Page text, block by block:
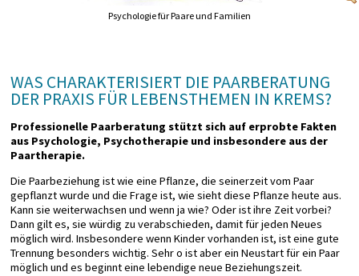
Psychologie für Paare und Familien
WAS CHARAKTERISIERT DIE PAARBERATUNG
DER PRAXIS FÜR LEBENSTHEMEN IN KREMS?
Professionelle Paarberatung stützt sich auf erprobte Fakten
aus Psychologie, Psychotherapie und insbesondere aus der
Paartherapie.
Die Paarbeziehung ist wie eine Pflanze, die seinerzeit vom Paar
gepflanzt wurde und die Frage ist, wie sieht diese Pflanze heute aus.
Kann sie weiterwachsen und wenn ja wie? Oder ist ihre Zeit vorbei?
Dann gilt es, sie würdig zu verabschieden, damit für jeden Neues
möglich wird. Insbesondere wenn Kinder vorhanden ist, ist eine gute
Trennung besonders wichtig. Sehr oft ist aber ein Neustart für ein Paar
möglich und es beginnt eine lebendige neue Beziehungszeit.